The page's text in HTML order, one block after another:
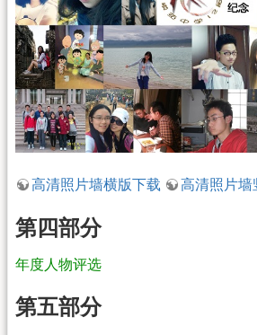
高清照片墙横版下载 高清照片墙
第四部分
年度人物评选
第五部分